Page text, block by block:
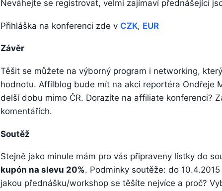
Neváhejte se registrovat, velmi zajímaví přednášející
Přihláška na konferenci zde v CZK, EUR
Závěr
Těšit se můžete na výborný program i networking,
hodnotu. Affilblog bude mít na akci reportéra Ondřeje
delší dobu mimo ČR. Dorazíte na affiliate konferenci?
komentářích.
Soutěž
Stejně jako minule mám pro vás připraveny lístky do
kupón na slevu 20%. Podminky soutěže: do
jakou přednášku/workshop se těšíte nejvíce a proč?